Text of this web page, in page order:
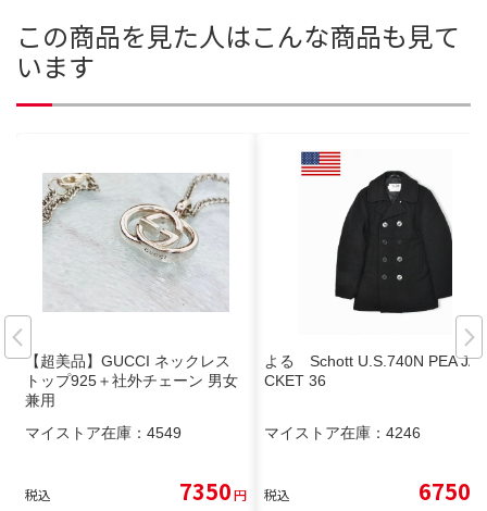
この商品を見た人はこんな商品も見て
います
【超美品】GUCCI ネックレス
トップ925＋社外チェーン 男女
兼用
マイストア在庫： 4549
税込 7350円
よる Schott U.S.740N PEA JA
CKET 36
マイストア在庫： 4246
税込 6750